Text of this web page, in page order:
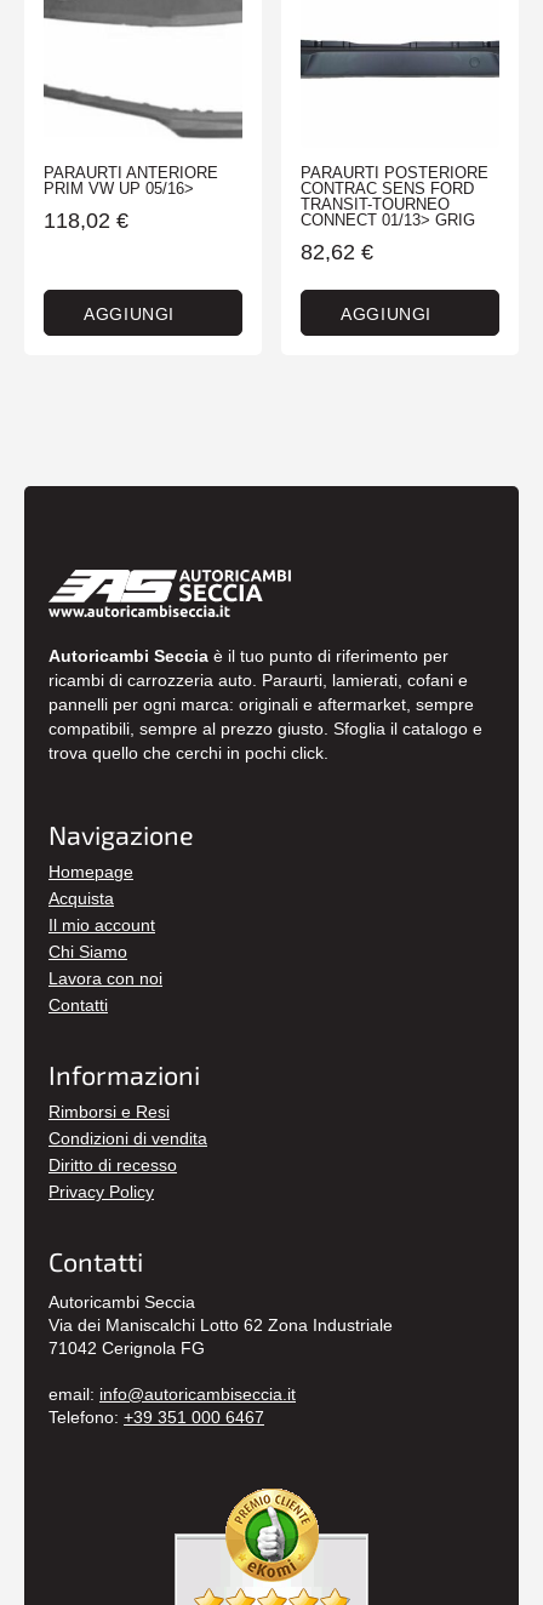
PARAURTI ANTERIORE
PRIM VW UP 05/16>
118,02 €
AGGIUNGI
PARAURTI POSTERIORE
CONTRAC SENS FORD
TRANSIT-TOURNEO
CONNECT 01/13> GRIG
82,62 €
AGGIUNGI
Autoricambi Seccia è il tuo punto di riferimento per
ricambi di carrozzeria auto. Paraurti, lamierati, cofani e
pannelli per ogni marca: originali e aftermarket, sempre
compatibili, sempre al prezzo giusto. Sfoglia il catalogo e
trova quello che cerchi in pochi click.
Navigazione
Homepage
Acquista
Il mio account
Chi Siamo
Lavora con noi
Contatti
Informazioni
Rimborsi e Resi
Condizioni di vendita
Diritto di recesso
Privacy Policy
Contatti
Autoricambi Seccia
Via dei Maniscalchi Lotto 62 Zona Industriale
71042 Cerignola FG
email: info@autoricambiseccia.it
Telefono: +39 351 000 6467